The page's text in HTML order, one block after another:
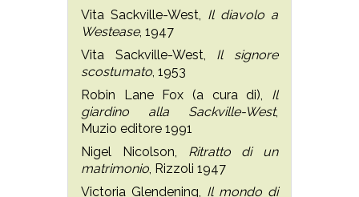
Vita Sackville-West, Il diavolo a
Westease, 1947
Vita Sackville-West, Il signore
scostumato , 1953
Robin Lane Fox (a cura di), Il
giardino alla Sackville-West,
Muzio editore 1991
Nigel Nicolson, Ritratto di un
matrimonio , Rizzoli 1947
Victoria Glendening, Il mondo di